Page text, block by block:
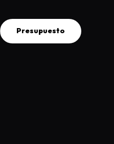
Presupuesto